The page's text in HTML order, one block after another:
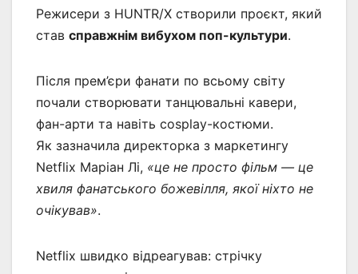
Режисери з HUNTR/X створили проєкт, який
став справжнім вибухом поп-культури.
Після прем’єри фанати по всьому світу
почали створювати танцювальні кавери,
фан-арти та навіть cosplay-костюми.
Як зазначила директорка з маркетингу
Netflix Маріан Лі, «це не просто фільм — це
хвиля фанатського божевілля, якої ніхто не
очікував».
Netflix швидко відреагував: стрічку